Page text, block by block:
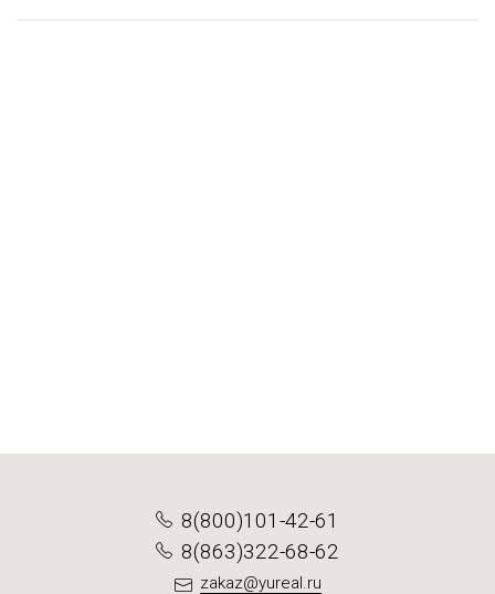
8(800)101-42-61
8(863)322-68-62
zakaz@yureal.ru